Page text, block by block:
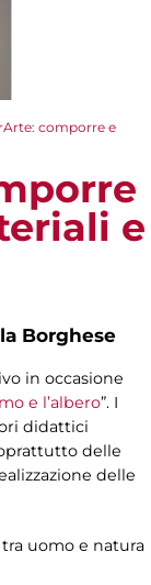
comporre e
e
Borghese
in occasione
e l’albero”. I
didattici
delle
delle
uomo e natura